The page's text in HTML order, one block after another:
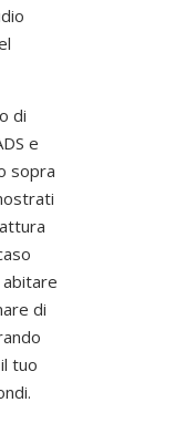
di
e
sopra
di
tuo